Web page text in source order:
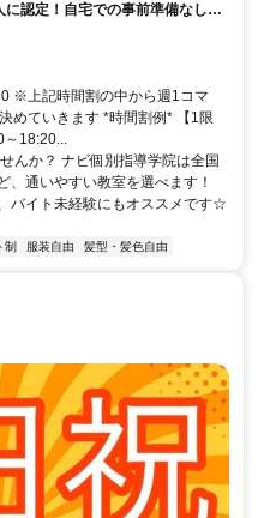
に認定！自宅での事前準備なしで
※上記時間割の中から週1コマ
めていきます *時間割例* 【1限
～18:20...
んか？ ナビ個別指導学院は全国
、通いやすい教室を選べます！
バイト未経験にもオススメです☆
制 服装自由 髪型・髪色自由